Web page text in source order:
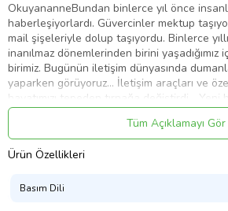
OkuyananneBundan binlerce yıl önce
haberleşiyorlardı. Güvercinler mektup
mail şişeleriyle dolup taşıyordu. Binlerce
inanılmaz dönemlerinden birini yaşadığımız
birimiz. Bugünün iletişim dünyasında
yaparken görüyoruz… İletişim araçları ve
hayatımızı tepeden tırnağa değiştirdi… Yeni
bu akıl almaz dünyanın, ilham verici bir
güçlü isimlerinden birinin kitabını elinizde
Mehmet Burak Torun; milyonlarca
aldığı ödüllerle ve toplumsal konulardaki
tuttuğunu koparmanın sırlarını anlatıyor.
Tüm Açıklamayı Gör
Ürün Özellikleri
Basım Dili